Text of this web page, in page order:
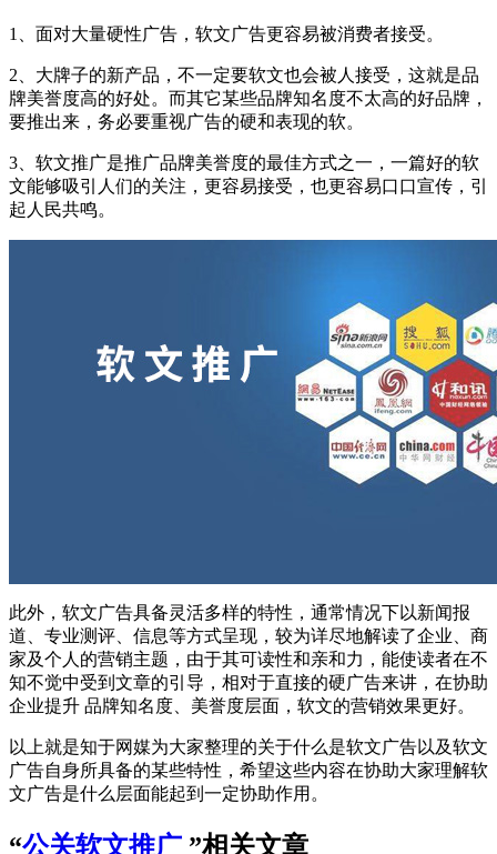
1、面对大量硬性广告，软文广告更容易被消费者接受。
2、大牌子的新产品，不一定要软文也会被人接受，这就是品
牌美誉度高的好处。而其它某些品牌知名度不太高的好品牌，
要推出来，务必要重视广告的硬和表现的软。
3、软文推广是推广品牌美誉度的最佳方式之一，一篇好的软
文能够吸引人们的关注，更容易接受，也更容易口口宣传，引
起人民共鸣。
此外，软文广告具备灵活多样的特性，通常情况下以新闻报
道、专业测评、信息等方式呈现，较为详尽地解读了企业、商
家及个人的营销主题，由于其可读性和亲和力，能使读者在不
知不觉中受到文章的引导，相对于直接的硬广告来讲，在协助
企业提升 品牌知名度、美誉度层面，软文的营销效果更好。
以上就是知于网媒为大家整理的关于什么是软文广告以及软文
广告自身所具备的某些特性，希望这些内容在协助大家理解软
文广告是什么层面能起到一定协助作用。
“公关软文推广 ”相关文章